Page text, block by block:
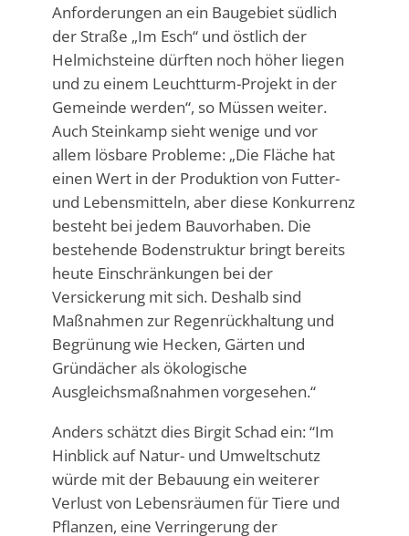
Anforderungen an ein Baugebiet südlich
der Straße „Im Esch“ und östlich der
Helmichsteine dürften noch höher liegen
und zu einem Leuchtturm-Projekt in der
Gemeinde werden“, so Müssen weiter.
Auch Steinkamp sieht wenige und vor
allem lösbare Probleme: „Die Fläche hat
einen Wert in der Produktion von Futter-
und Lebensmitteln, aber diese Konkurrenz
besteht bei jedem Bauvorhaben. Die
bestehende Bodenstruktur bringt bereits
heute Einschränkungen bei der
Versickerung mit sich. Deshalb sind
Maßnahmen zur Regenrückhaltung und
Begrünung wie Hecken, Gärten und
Gründächer als ökologische
Ausgleichsmaßnahmen vorgesehen.“
Anders schätzt dies Birgit Schad ein: “Im
Hinblick auf Natur- und Umweltschutz
würde mit der Bebauung ein weiterer
Verlust von Lebensräumen für Tiere und
Pflanzen, eine Verringerung der